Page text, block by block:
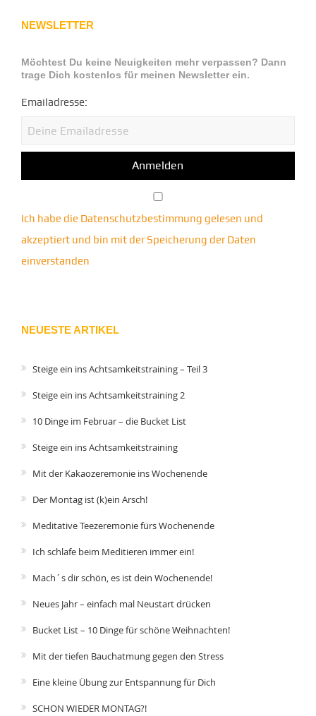
NEWSLETTER
Möchtest Du keine Neuigkeiten mehr verpassen? Dann
trage Dich kostenlos für meinen Newsletter ein.
Emailadresse:
Ich habe die Datenschutzbestimmung gelesen und
akzeptiert und bin mit der Speicherung der Daten
einverstanden
NEUESTE ARTIKEL
Steige ein ins Achtsamkeitstraining – Teil 3
Steige ein ins Achtsamkeitstraining 2
10 Dinge im Februar – die Bucket List
Steige ein ins Achtsamkeitstraining
Mit der Kakaozeremonie ins Wochenende
Der Montag ist (k)ein Arsch!
Meditative Teezeremonie fürs Wochenende
Ich schlafe beim Meditieren immer ein!
Mach´s dir schön, es ist dein Wochenende!
Neues Jahr – einfach mal Neustart drücken
Bucket List – 10 Dinge für schöne Weihnachten!
Mit der tiefen Bauchatmung gegen den Stress
Eine kleine Übung zur Entspannung für Dich
SCHON WIEDER MONTAG?!